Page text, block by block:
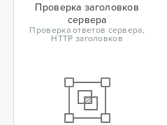
Проверка заголовков
сервера
Проверка ответов сервера,
HTTP заголовков